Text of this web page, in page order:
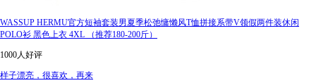
WASSUP HERMU官方短袖套装男夏季松弛慵懒风T恤拼接系带V领假两件装休闲
POLO衫 黑色上衣 4XL （推荐180-200斤）
1000人好评
样子漂亮，很喜欢，再来